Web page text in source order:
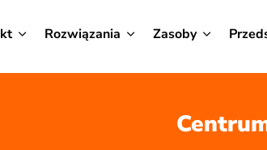
Rozwiązania Zasoby